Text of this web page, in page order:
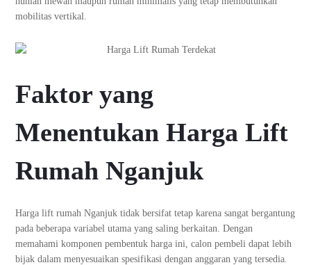
mobilitas vertikal.
Faktor yang
Menentukan Harga Lift
Rumah Nganjuk
Harga lift rumah Nganjuk tidak bersifat tetap karena sangat bergantung
pada beberapa variabel utama yang saling berkaitan. Dengan
memahami komponen pembentuk harga ini, calon pembeli dapat lebih
bijak dalam menyesuaikan spesifikasi dengan anggaran yang tersedia.